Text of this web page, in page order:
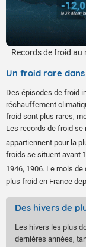
Records de froid au
Un froid rare
Des épisodes de froid
réchauffement
froid sont plus rares,
Les records de froid
appartiennent pour la
froids se situent avant
1946, 1906. Le mois
plus froid en France
Des hivers de
Les hivers les plus
dernières années,